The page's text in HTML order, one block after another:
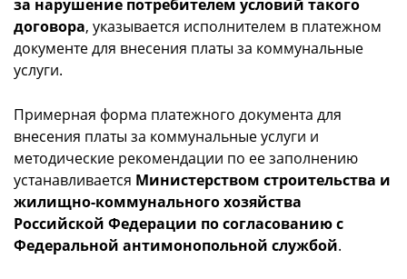
за нарушение потребителем условий такого
договора, указывается исполнителем в платежном
документе для внесения платы за коммунальные
услуги.
Примерная форма платежного документа для
внесения платы за коммунальные услуги и
методические рекомендации по ее заполнению
устанавливается Министерством строительства и
жилищно-коммунального хозяйства
Российской Федерации по согласованию с
Федеральной антимонопольной службой.